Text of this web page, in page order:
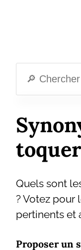
toquer
Quels sont
? Votez pour
pertinents et
Proposer un